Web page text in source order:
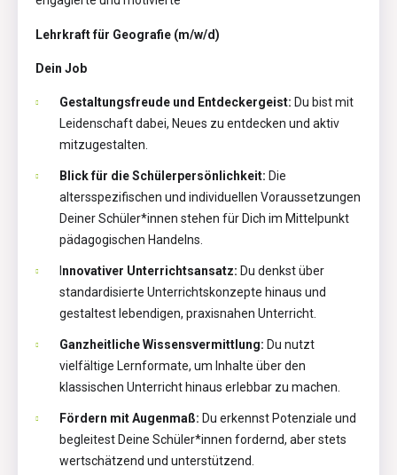
Lehrkraft für Geografie (m/w/d)
Dein Job
Gestaltungsfreude und Entdeckergeist: Du bist mit
Leidenschaft dabei, Neues zu entdecken und aktiv
mitzugestalten.
Blick für die Schülerpersönlichkeit: Die
altersspezifischen und individuellen Voraussetzungen
Deiner Schüler*innen stehen für Dich im Mittelpunkt
pädagogischen Handelns.
nnovativer Unterrichtsansatz: Du denkst über
standardisierte Unterrichtskonzepte hinaus und
gestaltest lebendigen, praxisnahen Unterricht.
Ganzheitliche Wissensvermittlung: Du nutzt
vielfältige Lernformate, um Inhalte über den
klassischen Unterricht hinaus erlebbar zu machen.
Fördern mit Augenmaß: Du erkennst Potenziale und
begleitest Deine Schüler*innen fordernd, aber stets
wertschätzend und unterstützend.